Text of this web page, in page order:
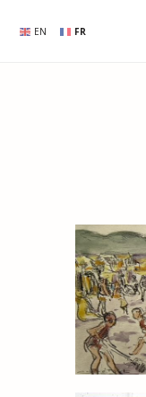
EN FR